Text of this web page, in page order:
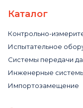
Каталог
Контрольно-
Испытательное
Системы передачи
Инженерные
Импортозамещение